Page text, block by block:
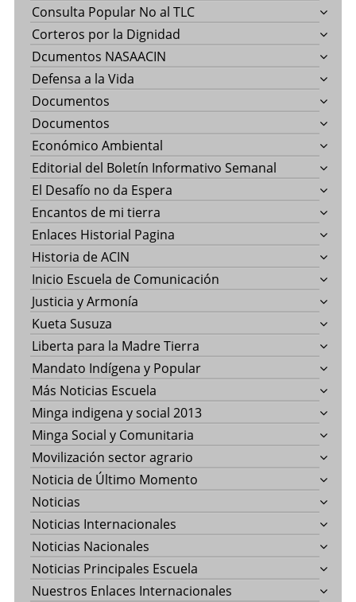
Consulta Popular No al TLC
Corteros por la Dignidad
Dcumentos NASAACIN
Defensa a la Vida
Documentos
Documentos
Económico Ambiental
Editorial del Boletín Informativo Semanal
El Desafío no da Espera
Encantos de mi tierra
Enlaces Historial Pagina
Historia de ACIN
Inicio Escuela de Comunicación
Justicia y Armonía
Kueta Susuza
Liberta para la Madre Tierra
Mandato Indígena y Popular
Más Noticias Escuela
Minga indigena y social 2013
Minga Social y Comunitaria
Movilización sector agrario
Noticia de Último Momento
Noticias
Noticias Internacionales
Noticias Nacionales
Noticias Principales Escuela
Nuestros Enlaces Internacionales